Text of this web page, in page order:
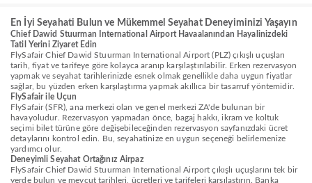
En İyi Seyahati Bulun ve Mükemmel Seyahat Deneyiminizi Yaşayın
Chief Dawid Stuurman International Airport Havaalanından Hayalinizdeki
Tatil Yerini Ziyaret Edin
FlySafair Chief Dawid Stuurman International Airport (PLZ) çıkışlı uçuşları
tarih, fiyat ve tarifeye göre kolayca aranıp karşılaştırılabilir. Erken rezervasyon
yapmak ve seyahat tarihlerinizde esnek olmak genellikle daha uygun fiyatlar
sağlar, bu yüzden erken karşılaştırma yapmak akıllıca bir tasarruf yöntemidir.
FlySafair ile Uçun
FlySafair (SFR), ana merkezi olan ve genel merkezi ZA'de bulunan bir
havayoludur. Rezervasyon yapmadan önce, bagaj hakkı, ikram ve koltuk
seçimi bilet türüne göre değişebileceğinden rezervasyon sayfanızdaki ücret
detaylarını kontrol edin. Bu, seyahatinize en uygun seçeneği belirlemenize
yardımcı olur.
Deneyimli Seyahat Ortağınız Airpaz
FlySafair Chief Dawid Stuurman International Airport çıkışlı uçuşlarını tek bir
yerde bulun ve mevcut tarihleri, ücretleri ve tarifeleri karşılaştırın. Banka